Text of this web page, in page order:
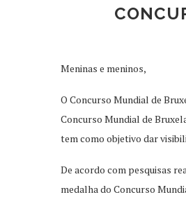
Meninas e meninos,
O Concurso Mundial de
Concurso Mundial de
tem como objetivo dar
De acordo com pesquisas
medalha do Concurso